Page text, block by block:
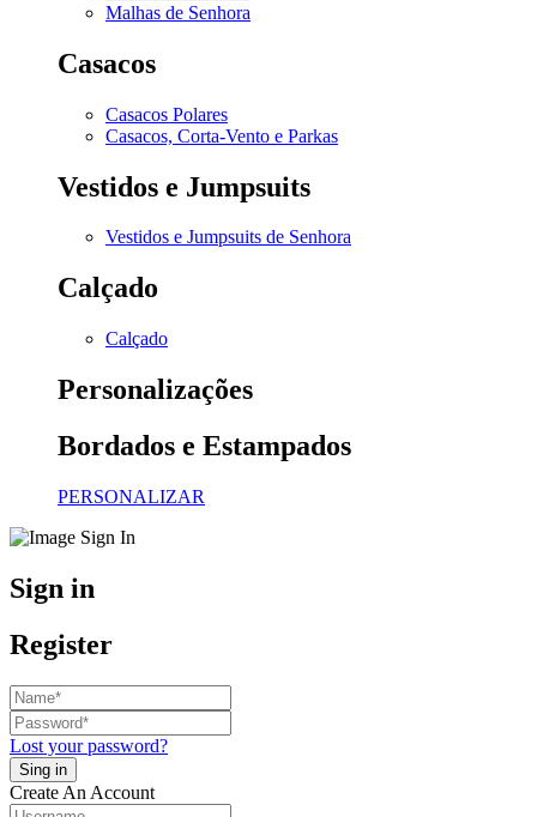
Malhas de Senhora
Casacos
Casacos Polares
Casacos, Corta-Vento e Parkas
Vestidos e Jumpsuits
Vestidos e Jumpsuits de Senhora
Calçado
Calçado
Personalizações
Bordados e Estampados
PERSONALIZAR
Sign in
Register
Lost your password?
Create An Account